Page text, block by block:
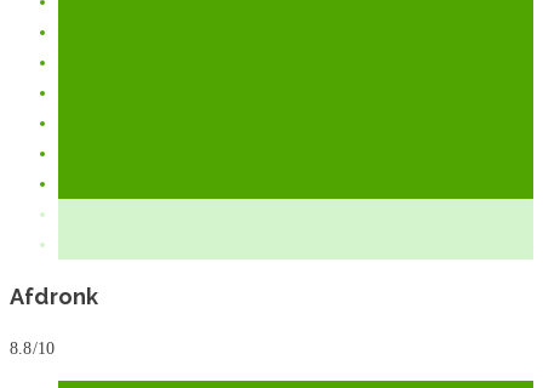
Afdronk
8.8/10